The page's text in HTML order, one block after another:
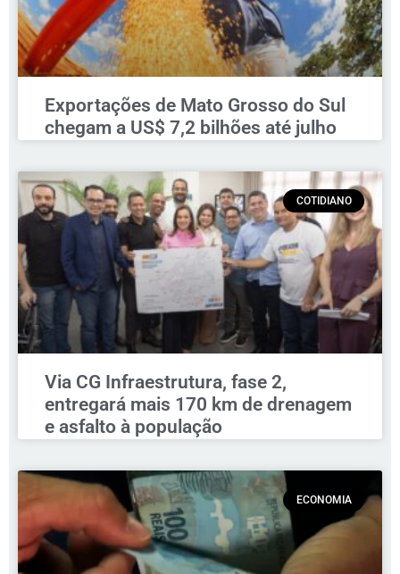
Exportações de Mato Grosso do Sul
chegam a US$ 7,2 bilhões até julho
COTIDIANO
Via CG Infraestrutura, fase 2,
entregará mais 170 km de drenagem
e asfalto à população
ECONOMIA